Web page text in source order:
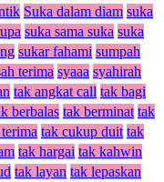
Suka dalam diam suka
suka sama suka suka
sukar fahami sumpah
terima syaaa syahirah
tak angkat call tak bagi
berbalas tak berminat tak
tak cukup duit tak
tak hargai tak kahwin
tak layan tak lepaskan